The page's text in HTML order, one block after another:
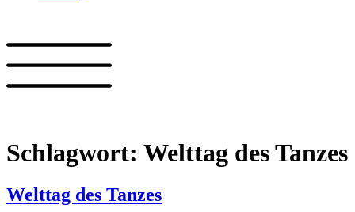
Schlagwort: Welttag des Tanzes
Welttag des Tanzes